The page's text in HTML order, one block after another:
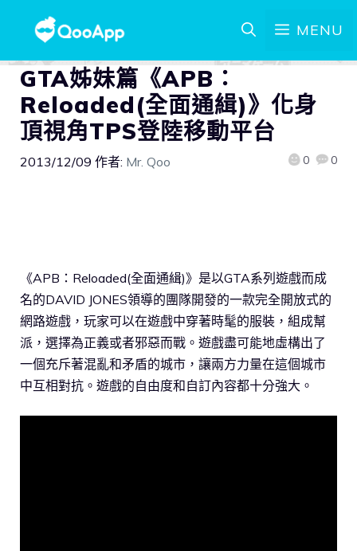
MENU
GTA姊妹篇《APB：
Reloaded(全面通緝)》化身
頂視角TPS登陸移動平台
2013/12/09 作者: Mr. Qoo 0 0
《APB：Reloaded(全面通緝)》是以GTA系列遊戲而成
名的DAVID JONES領導的團隊開發的一款完全開放式的
網路遊戲，玩家可以在遊戲中穿著時髦的服裝，組成幫
派，選擇為正義或者邪惡而戰。遊戲盡可能地虛構出了
一個充斥著混亂和矛盾的城市，讓兩方力量在這個城市
中互相對抗。遊戲的自由度和自訂內容都十分強大。